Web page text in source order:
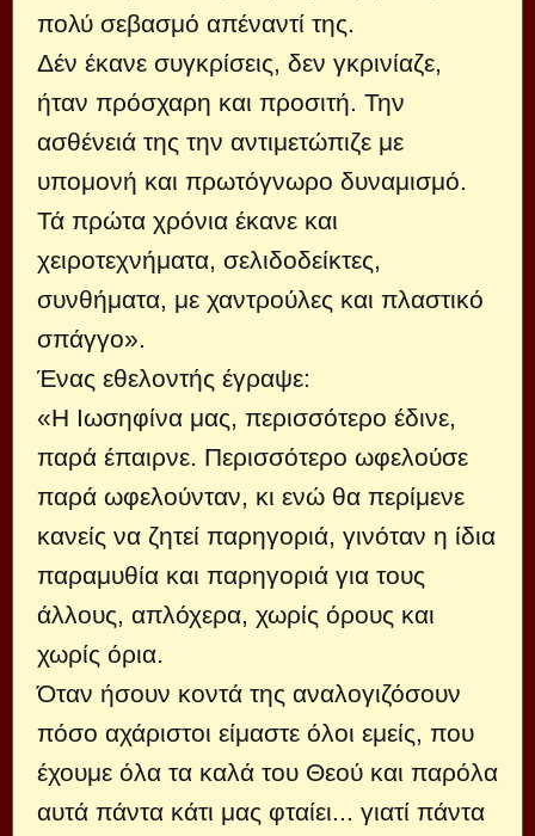
πολύ σεβασμό απέναντί της.
Δέν έκανε συγκρίσεις, δεν γκρινίαζε,
ήταν πρόσχαρη και προσιτή. Την
ασθένειά της την αντιμετώπιζε με
υπομονή και πρωτόγνωρο δυναμισμό.
Τά πρώτα χρόνια έκανε και
χειροτεχνήματα, σελιδοδείκτες,
συνθήματα, με χαντρούλες και πλαστικό
σπάγγο».
Ένας εθελοντής έγραψε:
«Η Ιωσηφίνα μας, περισσότερο έδινε,
παρά έπαιρνε. Περισσότερο ωφελούσε
παρά ωφελούνταν, κι ενώ θα περίμενε
κανείς να ζητεί παρηγοριά, γινόταν η ίδια
παραμυθία και παρηγοριά για τους
άλλους, απλόχερα, χωρίς όρους και
χωρίς όρια.
Όταν ήσουν κοντά της αναλογιζόσουν
πόσο αχάριστοι είμαστε όλοι εμείς, που
έχουμε όλα τα καλά του Θεού και παρόλα
αυτά πάντα κάτι μας φταίει... γιατί πάντα